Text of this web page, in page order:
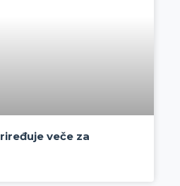
veče za